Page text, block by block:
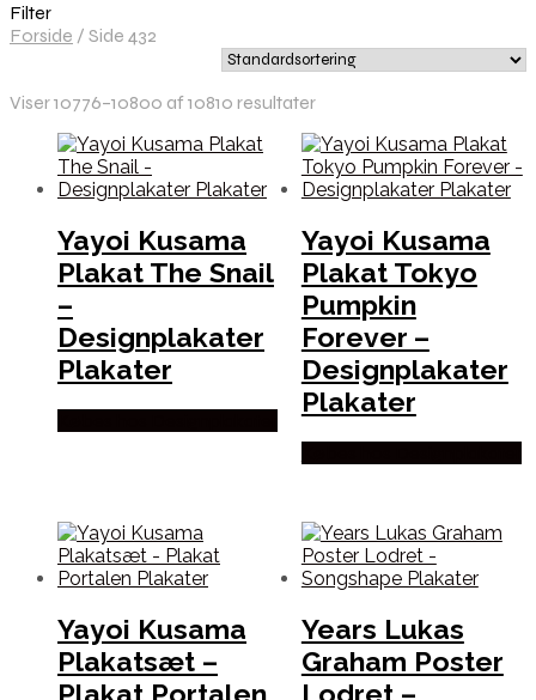
Filter
Forside / Side 432
Viser 10776–10800 af 10810 resultater
Yayoi Kusama
Plakat The Snail
–
Designplakater
Plakater
Yayoi Kusama
Plakat Tokyo
Pumpkin
Forever –
Designplakater
Plakater
Yayoi Kusama
Plakatsæt –
Plakat Portalen
Years Lukas
Graham Poster
Lodret –